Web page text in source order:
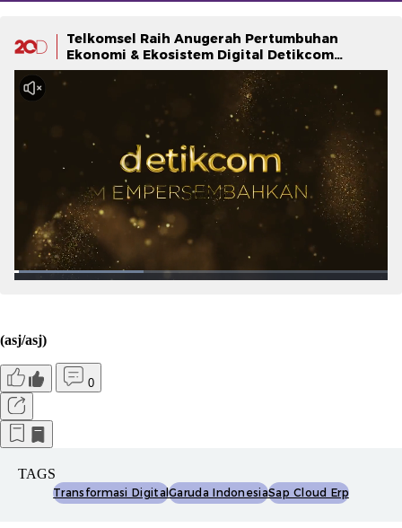
Telkomsel Raih Anugerah Pertumbuhan
Ekonomi & Ekosistem Digital Detikcom
Awards 2025
(asj/asj)
0
TAGS
Transformasi DigitalGaruda IndonesiaSap Cloud Erp